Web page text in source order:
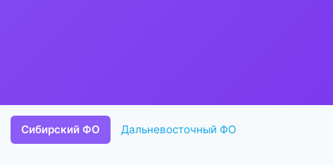
Сибирский ФО Дальневосточный ФО